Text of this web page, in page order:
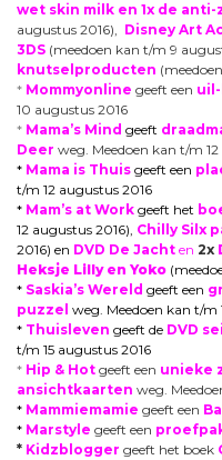
wet skin milk en 1x de anti-
augustus 2016), Disney Art
3DS (meedoen kan t/m 9
knutselproducten
* Mommyonline geeft een
10 augustus 2016
* Mama’s Mind geeft
Deer weg. Meedoen kan t/m
* Mama is Thuis geeft een
t/m 12 augustus 2016
* Mam’s at Work geeft het
12 augustus 2016), Chilly Silx
2016) en DVD De Jacht en 2x
Heksje Lilly en Yoko
* Saskia’s Wereld geeft een
puzzel weg. Meedoen kan t/m
* Thuisleven geeft de DVD
t/m 15 augustus 2016
* Hip & Hot geeft een unieke
ansichtkaarten weg.
* Mammiemamie geeft een
* Marstyle geeft een
* Kidzblogger geeft het boek